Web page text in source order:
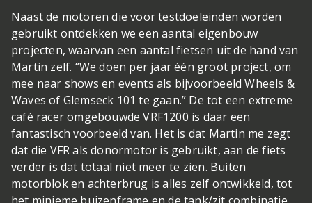
Naast de motoren die voor testdoeleinden worden
gebruikt ontdekken we een aantal eigenbouw
projecten, waarvan een aantal fietsen uit de hand van
Martin zelf. “We doen per jaar één groot project, om
mee naar shows en events als bijvoorbeeld Wheels &
Waves of Glemseck 101 te gaan.” De tot een extreme
café racer omgebouwde VRF1200 is daar een
fantastisch voorbeeld van. Het is dat Martin me zegt
dat die VFR als donormotor is gebruikt, aan de fiets
verder is dat totaal niet meer te zien. Buiten
motorblok en achterbrug is alles zelf ontwikkeld, tot